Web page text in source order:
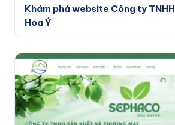
Khám phá website Công ty TNHH
Hoa Ý